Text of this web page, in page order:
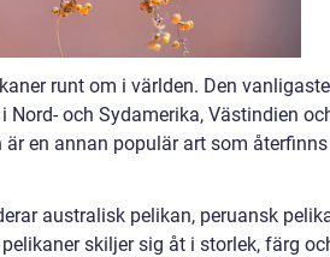
runt om i världen. Den
Nord- och Sydamerika, Västindien
en annan populär art som
australisk pelikan, peruansk
skiljer sig åt i storlek, färg